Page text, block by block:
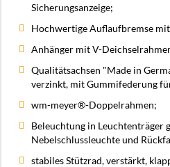
Sicherungsanzeige;
Hochwertige Auflaufbremse
Anhänger mit V-
Qualitätsachsen "Made in
verzinkt, mit Gummifederung
wm-meyer®-Doppelrahmen;
Beleuchtung in Leuchtenträger
Nebelschlussleuchte und
stabiles Stützrad, verstärkt,